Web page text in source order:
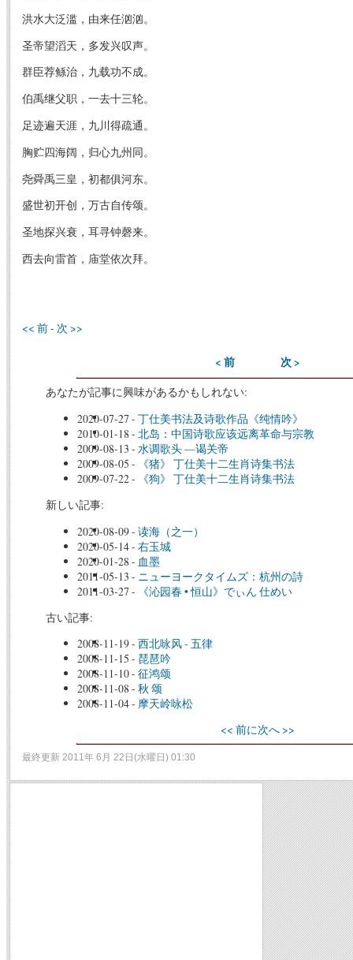
洪水大泛滥，由来任汹汹。
圣帝望滔天，多发兴叹声。
群臣荐鲧治，九载功不成。
伯禹继父职，一去十三轮。
足迹遍天涯，九川得疏通。
胸贮四海阔，归心九州同。
尧舜禹三皇，初都俱河东。
盛世初开创，万古自传颂。
圣地探兴衰，耳寻钟磬来。
西去向雷首，庙堂依次拜。
<< 前- 次 >>
< 前 次 >
あなたが記事に興味があるかもしれない:
2020-07-27 - 丁仕美书法及诗歌作品《纯情吟》
2010-01-18 - 北岛：中国诗歌应该远离革命与宗教
2009-08-13 - 水调歌头 —谒关帝
2009-08-05 -
《猪》 丁仕美十二生肖诗集书法
2009-07-22-
《狗》 丁仕美十二生肖诗集书法
新しい記事:
2020-08-09- 读海（之一）
2020-05-14- 右玉城
2020-01-28 - 血墨
2011-05-13 - ニューヨークタイムズ：杭州の詩
2011-03-27 -
《沁园春 • 恒山》でぃん 仕めい
古い記事:
2008-11-19- 西北咏风 - 五律
2008-11-15 - 琵琶吟
2008-11-10- 征鸿颂
2008-11-08 - 秋 颂
2008-11-04- 摩天岭咏松
<< 前に次へ >>
最終更新 2011年 6月 22日(水曜日) 01:30